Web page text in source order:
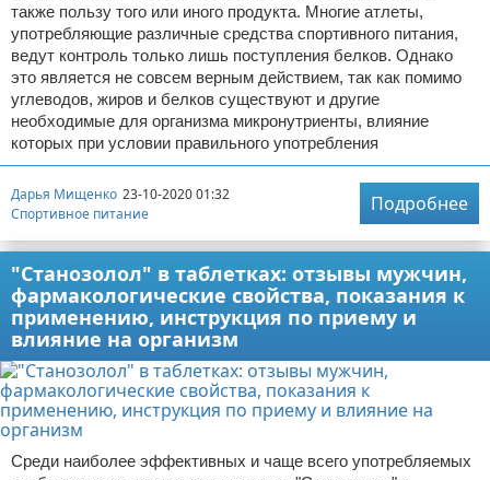
также пользу того или иного продукта. Многие атлеты,
употребляющие различные средства спортивного питания,
ведут контроль только лишь поступления белков. Однако
это является не совсем верным действием, так как помимо
углеводов, жиров и белков существуют и другие
необходимые для организма микронутриенты, влияние
которых при условии правильного употребления
Дарья Мищенко 23-10-2020 01:32
Спортивное питание
Подробнее
"Станозолол" в таблетках: отзывы мужчин,
фармакологические свойства, показания к
применению, инструкция по приему и
влияние на организм
Среди наиболее эффективных и чаще всего употребляемых